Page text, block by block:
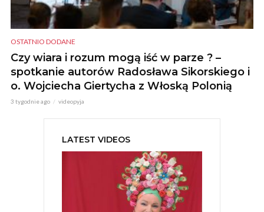
OSTATNIO DODANE
Czy wiara i rozum mogą iść w parze ? –
spotkanie autorów Radosława Sikorskiego i
o. Wojciecha Giertycha z Włoską Polonią
3 tygodnie ago videopyja
LATEST VIDEOS